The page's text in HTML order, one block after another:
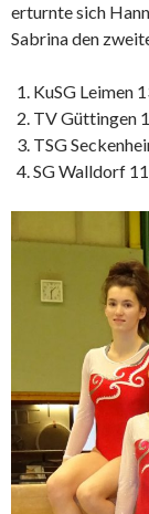
erturnte sich
Sabrina den
KuSG Leimen
TV Güttingen
TSG
SG Walldorf